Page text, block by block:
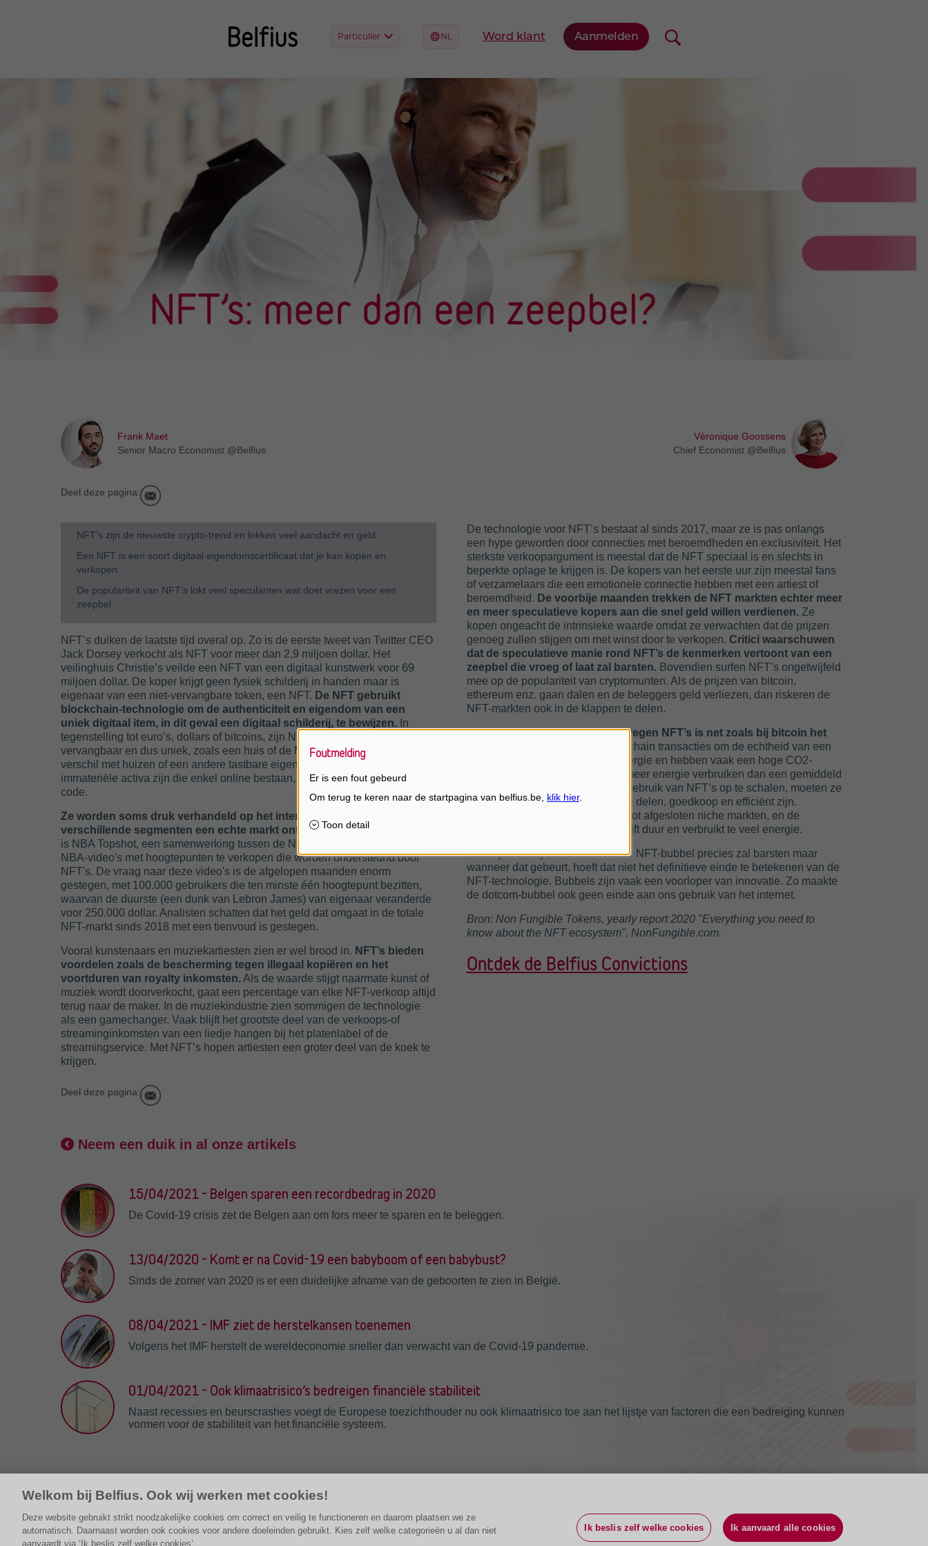
Frank Maet
Senior Macro Economist @Belfius
Véronique Goossens
Chief Economist @Belfius
Deel deze pagina:
NFT’s zijn de nieuwste crypto-trend en lokken veel aandacht en geld.
Een NFT is een soort digitaal eigendomscertificaat dat je kan kopen en
verkopen.
De populariteit van NFT’s lokt veel speculanten wat doet vrezen voor een
zeepbel.
NFT’s duiken de laatste tijd overal op. Zo is de eerste tweet van Twitter CEO
Jack Dorsey verkocht als NFT voor meer dan 2,9 miljoen dollar. Het
veilinghuis Christie’s veilde een NFT van een digitaal kunstwerk voor 69
miljoen dollar. De koper krijgt geen fysiek schilderij in handen maar is
eigenaar van een niet-vervangbare token, een NFT. De NFT gebruikt
blockchain-technologie om de authenticiteit en eigendom van een
uniek digitaal item, in dit geval een digitaal schilderij, te bewijzen.In
tegenstelling tot euro’s, dollars of bitcoins, zijn NFT’s per definitie niet
vervangbaar en dus uniek, zoals een huis of de Mona Lisa dat ook is. Het
verschil met huizen of een andere tastbare eigendom is dat NFT’s
immateriële activa zijn die enkel online bestaan, opgeslagen in een stukje
code.
Ze worden soms druk verhandeld op het internet, waardoor er in de
verschillende segmenten een echte markt ontstaat.Een recent voorbeeld
is NBA Topshot, een samenwerking tussen de NBA en Dapper Labs om
NBA-video's met hoogtepunten te verkopen die worden ondersteund door
NFT's. De vraag naar deze video's is de afgelopen maanden enorm
gestegen, met 100.000 gebruikers die ten minste één hoogtepunt bezitten,
waarvan de duurste (een dunk van Lebron James) van eigenaar veranderde
voor 250.000 dollar. Analisten schatten dat het geld dat omgaat in de totale
NFT-markt sinds 2018 met een tienvoud is gestegen.
Vooral kunstenaars en muziekartiesten zien er wel brood in. NFT’s bieden
voordelen zoals de bescherming tegen illegaal kopiëren en het
voortduren van royalty inkomsten.Als de waarde stijgt naarmate kunst of
muziek wordt doorverkocht, gaat een percentage van elke NFT-verkoop altijd
terug naar de maker. In de muziekindustrie zien sommigen de technologie
als een gamechanger. Vaak blijft het grootste deel van de verkoops-of
streaminginkomsten van een liedje hangen bij het platenlabel of de
streamingservice. Met NFT’s hopen artiesten een groter deel van de koek te
krijgen.
De technologie voor NFT’s bestaat al sinds 2017, maar ze is pas onlangs
een hype geworden door connecties met beroemdheden en exclusiviteit. Het
sterkste verkoopargument is meestal dat de NFT speciaal is en slechts in
beperkte oplage te krijgen is. De kopers van het eerste uur zijn meestal fans
of verzamelaars die een emotionele connectie hebben met een artiest of
beroemdheid. De voorbije maanden trekken de NFT markten echter meer
en meer speculatieve kopers aan die snel geld willen verdienen.Ze
kopen ongeacht de intrinsieke waarde omdat ze verwachten dat de prijzen
genoeg zullen stijgen om met winst door te verkopen. Critici waarschuwen
dat de speculatieve manie rond NFT’s de kenmerken vertoont van een
zeepbel die vroeg of laat zal barsten.Bovendien surfen NFT’s ongetwijfeld
mee op de populariteit van cryptomunten. Als de prijzen van bitcoin,
ethereum enz. gaan dalen en de beleggers geld verliezen, dan riskeren de
NFT-markten ook in de klappen te delen.
Het meest gehoorde argument tegen NFT’s is net zoals bij bitcoin het
De blockchain transacties om de echtheid van een
NFT te controleren verslinden energie en hebben vaak een hoge CO2-
uitstoot. Eén zo’n transactie kan meer energie verbruiken dan een gemiddeld
huishouden op één dag. Om het gebruik van NFT’s op te schalen, moeten ze
overal verkrijgbaar, gemakkelijk te delen, goedkoop en efficiënt zijn.
Momenteel beperken NFT’s zich tot afgesloten niche markten, en de
technologie die erachter steekt blijft duur en verbruikt te veel energie.
Het blijft een mysterie wanneer de NFT-bubbel precies zal barsten maar
wanneer dat gebeurt, hoeft dat niet het definitieve einde te betekenen van de
NFT-technologie. Bubbels zijn vaak een voorloper van innovatie. Zo maakte
de dotcom-bubbel ook geen einde aan ons gebruik van het internet.
Bron: Non Fungible Tokens, yearly report 2020 "Everything you need to
know about the NFT ecosystem", NonFungible.com.
Ontdek de Belfius Convictions
Deel deze pagina:
Neem een duik in al onze artikels
15/04/2021 - Belgen sparen een recordbedrag in 2020
De Covid-19 crisis zet de Belgen aan om fors meer te sparen en te beleggen.
13/04/2020 - Komt er na Covid-19 een babyboom of een babybust?
Sinds de zomer van 2020 is er een duidelijke afname van de geboorten te zien in België.
08/04/2021 - IMF ziet de herstelkansen toenemen
Volgens het IMF herstelt de wereldeconomie sneller dan verwacht van de Covid-19 pandemie.
01/04/2021 - Ook klimaatrisico’s bedreigen financiële stabiliteit
Naast recessies en beurscrashes voegt de Europese toezichthouder nu ook klimaatrisico toe aan het lijstje van factoren die een bedreiging kunnen
vormen voor de stabiliteit van het financiële systeem.
Welkom bij Belfius. Ook wij werken met cookies!
Deze website gebruikt strikt noodzakelijke cookies om correct en veilig te functioneren en daarom plaatsen we ze
automatisch. Daarnaast worden ook cookies voor andere doeleinden gebruikt. Kies zelf welke categorieën u al dan niet
aanvaardt via ‘Ik beslis zelf welke cookies’.
Ik beslis zelf welke cookies Ik aanvaard alle cookies
Foutmelding
Er is een fout gebeurd